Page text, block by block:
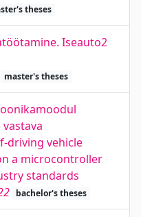
theses
Iseauto2
master's theses
driving vehicle
a microcontroller
standards
bachelor's theses